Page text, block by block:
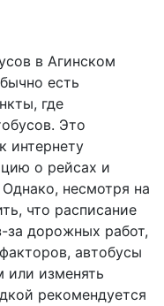
в Агинском
есть
где
Это
интернету
о рейсах и
несмотря на
что расписание
за дорожных работ,
автобусы
или изменять
рекомендуется